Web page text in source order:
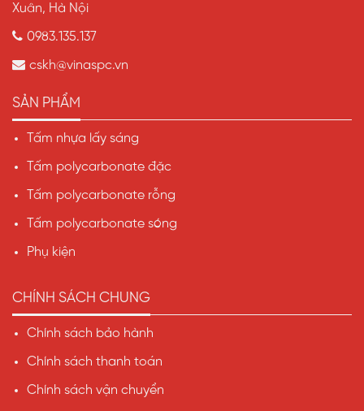
Xuân, Hà Nội
0983.135.137
cskh@vinaspc.vn
SẢN PHẨM
Tấm nhựa lấy sáng
Tấm polycarbonate đặc
Tấm polycarbonate rỗng
Tấm polycarbonate sóng
Phụ kiện
CHÍNH SÁCH CHUNG
Chính sách bảo hành
Chính sách thanh toán
Chính sách vận chuyển